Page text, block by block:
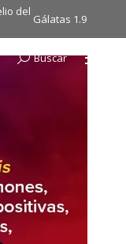
del
Gálatas 1.9
Search:
Buscar